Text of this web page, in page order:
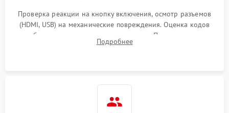
Проверка реакции на кнопку включения, осмотр разъемов
(HDMI, USB) на механические повреждения. Оценка кодов
ошибок на экране или по индикаторам. Проверка чтения
дисков, работы геймпадов и наличия гарантийных пломб.
Подробнее